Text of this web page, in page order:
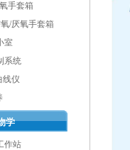
手套箱
/厌氧手套箱
室
系统
线仪
学
作站